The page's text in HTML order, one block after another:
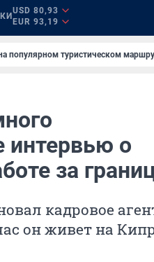
USD 80,93
EUR 93,19
популярном туристическом
интервью о
за
кадровое
он живет на